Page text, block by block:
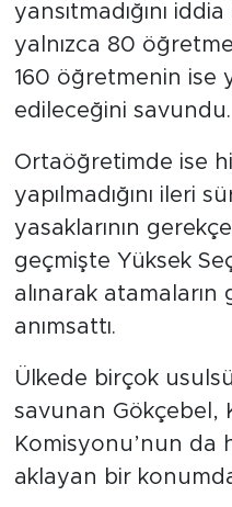
yansıtmadığını
yalnızca 80
160 öğretmenin ise
edileceğini savundu.
Ortaöğretimde ise
yapılmadığını ileri
yasaklarının
geçmişte Yüksek
alınarak
anımsattı.
Ülkede birçok
savunan Gökçebel,
Komisyonu’nun da
aklayan bir